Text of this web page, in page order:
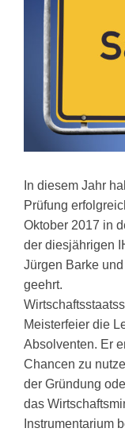
In diesem Jahr
Prüfung
Oktober 2017 in
der diesjährigen
Jürgen Barke
geehrt.
Meisterfeier die
Absolventen. Er
Chancen zu
der Gründung
das
Instrumentarium